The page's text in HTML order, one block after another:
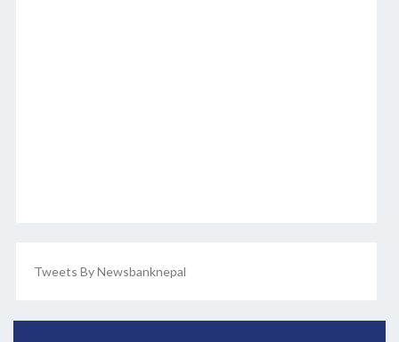
Tweets By Newsbanknepal